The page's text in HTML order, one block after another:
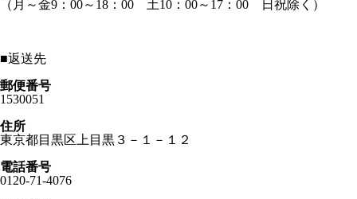
（月～金9：00～18：00 土10：00～17：00 日祝除く）
■返送先
郵便番号
1530051
住所
東京都目黒区上目黒３－１－１２
電話番号
0120-71-4076